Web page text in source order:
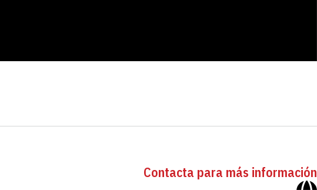
Contacta para más información